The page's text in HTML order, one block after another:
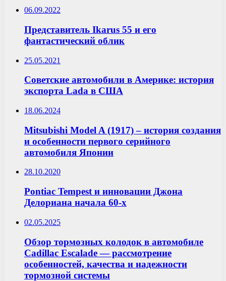
06.09.2022
Представитель Ikarus 55 и его
фантастический облик
25.05.2021
Советские автомобили в Америке: история
экспорта Lada в США
18.06.2024
Mitsubishi Model A (1917) – история создания
и особенности первого серийного
автомобиля Японии
28.10.2020
Pontiac Tempest и инновации Джона
Делориана начала 60-х
02.05.2025
Обзор тормозных колодок в автомобиле
Cadillac Escalade — рассмотрение
особенностей, качества и надежности
тормозной системы